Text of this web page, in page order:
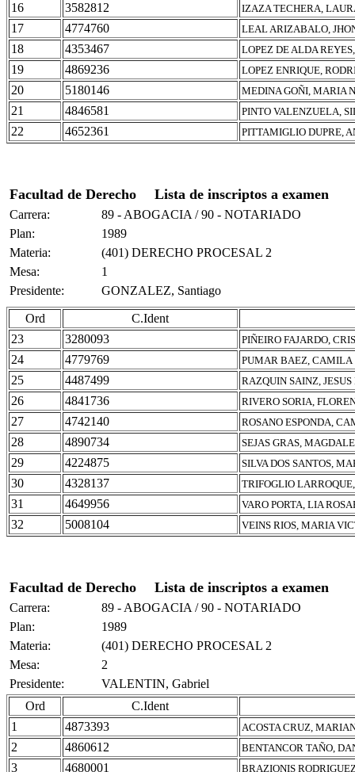
16 3582812 IZAZA TECHERA,
17 4774760 LEAL ARIZABALO,
18 4353467 LOPEZ DE ALDA
19 4869236 LOPEZ ENRIQUE,
20 5180146 MEDINA GOÑI, MARIA
21 4846581 PINTO VALENZUELA,
22 4652361 PITTAMIGLIO DUPRE,
Facultad de Derecho Lista de inscriptos a examen
Carrera:
89 - ABOGACIA / 90 - NOTARIADO
Plan:
1989
Materia:
(401) DERECHO PROCESAL 2
Mesa:
1
Presidente:
GONZALEZ, Santiago
Ord
C.Ident
23
3280093 PIÑEIRO FAJARDO,
24 4779769 PUMAR BAEZ, CAMILA
25 4487499 RAZQUIN SAINZ,
26 4841736 RIVERO SORIA,
27 4742140 ROSANO ESPONDA,
28 4890734 SEJAS GRAS,
29 4224875 SILVA DOS SANTOS,
30 4328137 TRIFOGLIO
31 4649956 VARO PORTA, LIA
32 5008104 VEINS RIOS, MARIA
Facultad de Derecho Lista de inscriptos a examen
Carrera:
89 - ABOGACIA / 90 - NOTARIADO
Plan:
1989
Materia:
(401) DERECHO PROCESAL 2
Mesa:
2
Presidente:
VALENTIN, Gabriel
Ord
C.Ident
1
4873393 ACOSTA CRUZ,
2 4860612 BENTANCOR TAÑO,
3 4680001 BRAZIONIS